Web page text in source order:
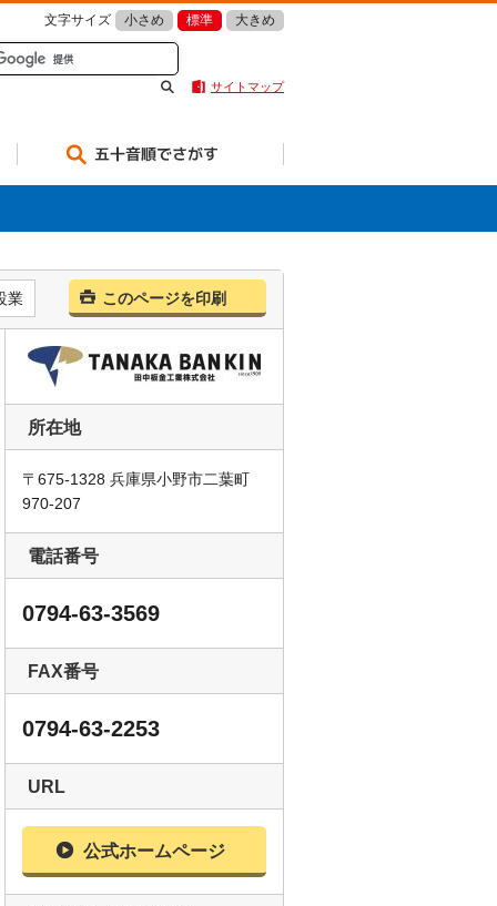
文字サイズ 小さめ 標準 大きめ
サイトマップ
業 このページを印刷
新建材での外装物件
所在地
〒675-1328 兵庫県小野市二葉町
970-207
電話番号
0794-63-3569
FAX番号
0794-63-2253
URL
公式ホームページ